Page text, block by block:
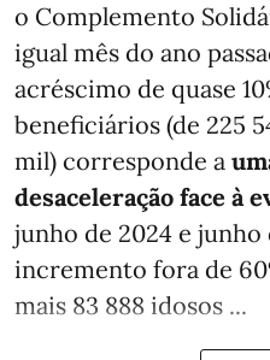
o Complemento
igual mês do ano
acréscimo de quase
beneficiários (de 225
mil) corresponde a
desaceleração face à
junho de 2024 e
incremento fora de
mais 83 888 idosos ...